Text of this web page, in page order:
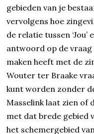
gebieden van je
vervolgens hoe
de relatie tussen ‘Jou’
antwoord op de vraag
maken heeft met de
Wouter ter Braake
kunt worden zonder
Masselink laat zien of
met dat brede gebied
het schemergebied